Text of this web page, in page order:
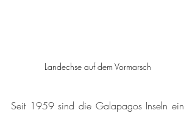
Landechse auf dem Vormarsch